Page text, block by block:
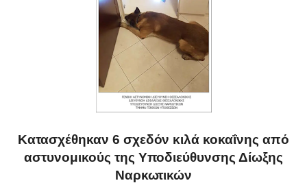
Κατασχέθηκαν 6 σχεδόν κιλά κοκαΐνης από
αστυνομικούς της Υποδιεύθυνσης Δίωξης
Ναρκωτικών